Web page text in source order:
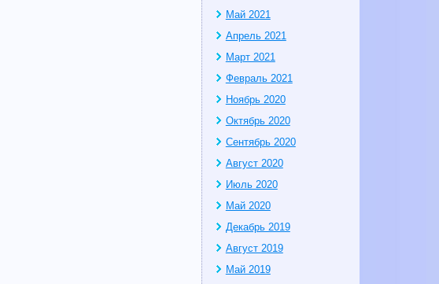
Май 2021
Апрель 2021
Март 2021
Февраль 2021
Ноябрь 2020
Октябрь 2020
Сентябрь 2020
Август 2020
Июль 2020
Май 2020
Декабрь 2019
Август 2019
Май 2019